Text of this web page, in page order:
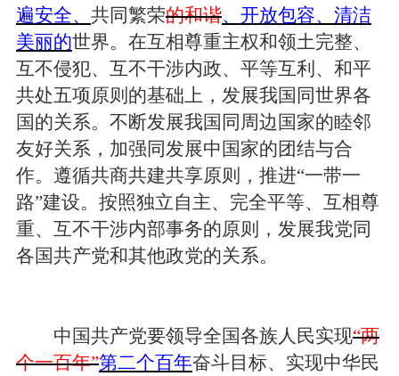
遍安全、 共同繁荣的和谐、开放包容、清洁
美丽的世界。在互相尊重主权和领土完整、
互不侵犯、互不干涉内政、平等互利、和平
共处五项原则的基础上，发展我国同世界各
国的关系。不断发展我国同周边国家的睦邻
友好关系，加强同发展中国家的团结与合
作。遵循共商共建共享原则，推进“一带一
路”建设。按照独立自主、完全平等、互相尊
重、互不干涉内部事务的原则，发展我党同
各国共产党和其他政党的关系。
中国共产党要领导全国各族人民实现“两
个一百年”第二个百年奋斗目标、实现中华民